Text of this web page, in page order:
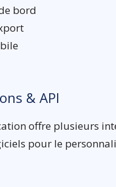
bord
& API
offre plusieurs
pour le